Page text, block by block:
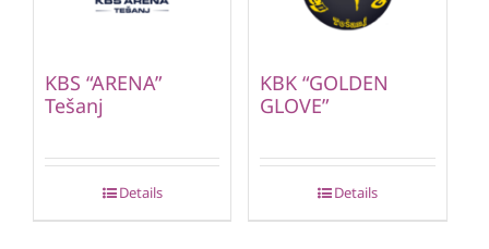
KBS “ARENA”
Tešanj
Details
KBK “GOLDEN
GLOVE”
Details